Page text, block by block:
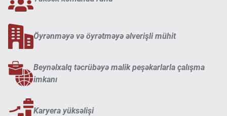
Öyrənməyə və öyrətməyə əlverişli mühit
Beynəlxalq təcrübəyə malik peşəkarlarla çalışma
imkanı
Karyera yüksəlişi